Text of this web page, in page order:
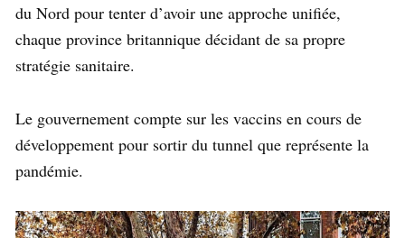
du Nord pour tenter d’avoir une approche unifiée,
chaque province britannique décidant de sa propre
stratégie sanitaire.
Le gouvernement compte sur les vaccins en cours de
développement pour sortir du tunnel que représente la
pandémie.